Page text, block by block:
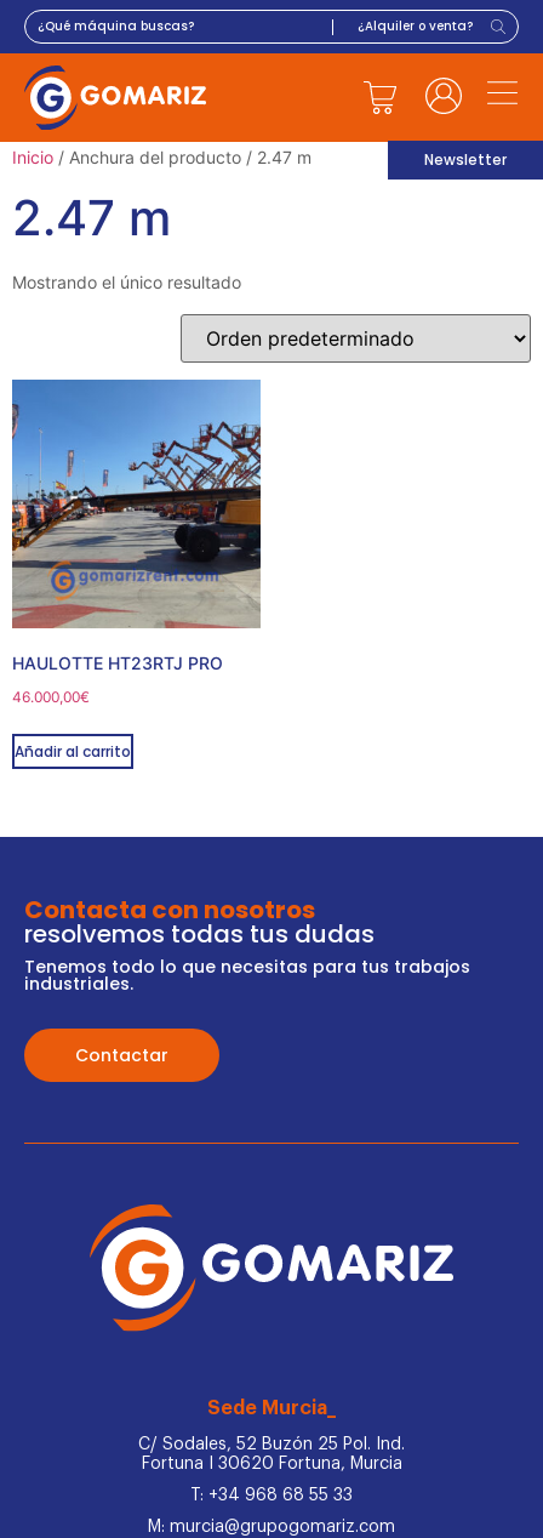
Newsletter
Inicio / Anchura del producto / 2.47 m
2.47 m
Mostrando el único resultado
HAULOTTE HT23RTJ PRO
46.000,00€
Añadir al carrito
Contacta con nosotros
resolvemos todas tus dudas
Tenemos todo lo que necesitas para tus trabajos
industriales.
Contactar
Sede Murcia_
C/ Sodales, 52 Buzón 25 Pol. Ind.
Fortuna I 30620 Fortuna, Murcia
T: +34 968 68 55 33
M: murcia@grupogomariz.com